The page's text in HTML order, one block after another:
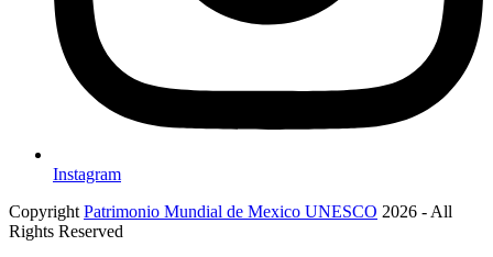
Instagram
Copyright Patrimonio Mundial de Mexico UNESCO 2026 - All
Rights Reserved